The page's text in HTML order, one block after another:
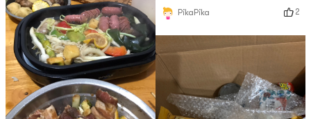
最佳搭档开始屯粮了哈哈哈哈哈
# 亚米真的6 # # 三食三餐 # #
即食美味 # # 一秒变好吃 # #
今天也是yami的一天 #
PikaPika 2